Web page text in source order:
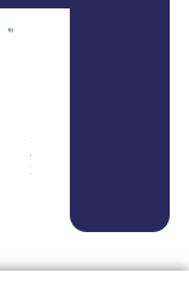
Sektor
August 2,
2026